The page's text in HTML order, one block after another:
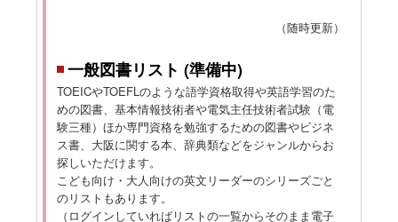
（随時更新）
一般図書リスト (準備中)
TOEICやTOEFLのような語学資格取得や英語学習のた
めの図書、基本情報技術者や電気主任技術者試験（電
験三種）ほか専門資格を勉強するための図書やビジネ
ス書、大阪に関する本、辞典類などをジャンルからお
探しいただけます。
こども向け・大人向けの英文リーダーのシリーズごと
のリストもあります。
（ログインしていればリストの一覧からそのまま電子